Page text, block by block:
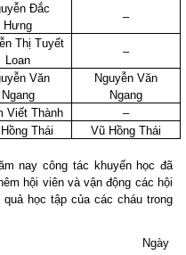
Đắc
Hưng
–
Thị Tuyết
Loan
–
Văn
Ngang
Nguyễn Văn
Ngang
Viết Thành
–
Thái Vũ Hồng Thái
nay công tác khuyến học đã
hội viên và vận động các hội
học tập của các cháu trong
Ngày